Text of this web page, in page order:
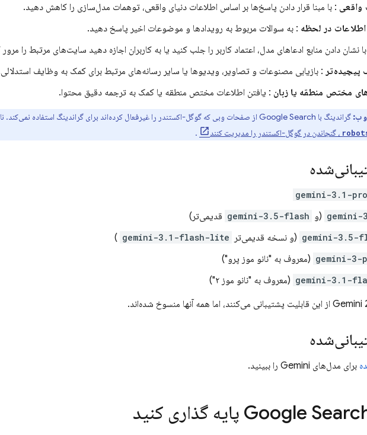
واقعی : با مبنا قرار دادن پاسخ‌ها بر اساس اطلاعات دنیای واقعی، توهمات مدل‌سازی را کاهش دهید.
در لحظه : به سوالات مربوط به رویدادها و موضوعات اخیر پاسخ دهید.
نشان دادن منابع ادعاهای مدل، اعتماد کاربر را جلب کنید یا به کاربران اجازه دهید سایت‌های مرتبط را مرور
پیچیده‌تر : بازیابی مصنوعات و تصاویر، ویدیوها یا سایر رسانه‌های مرتبط برای کمک به وظایف
مختص منطقه یا زبان : یافتن اطلاعات مختص منطقه یا کمک به ترجمه دقیق محتوا.
وب: گراندینگ با Google Search از صفحات وبی که گوگل-اکستندر را غیرفعال کرده‌اند برای گراندینگ استفاده نمی‌کند.
، گنجاندن در گوگل-اکستندر را مدیریت کنند .
gemini-3.1-
gemini- (و gemini-3.5-flash قدیمی‌تر)
gemini-3.5- (و نسخه قدیمی‌تر gemini-3.1-flash-lite
)
gemini-3- (معروف به "نانو موز پرو")
gemini-3.1- (معروف به "نانو موز ۲")
Gemini از این قابلیت پشتیبانی می‌کنند، اما همه آنها منسوخ شده‌اند.
برای مدل‌های Gemini را ببینید.
Google پایه گذاری کنید